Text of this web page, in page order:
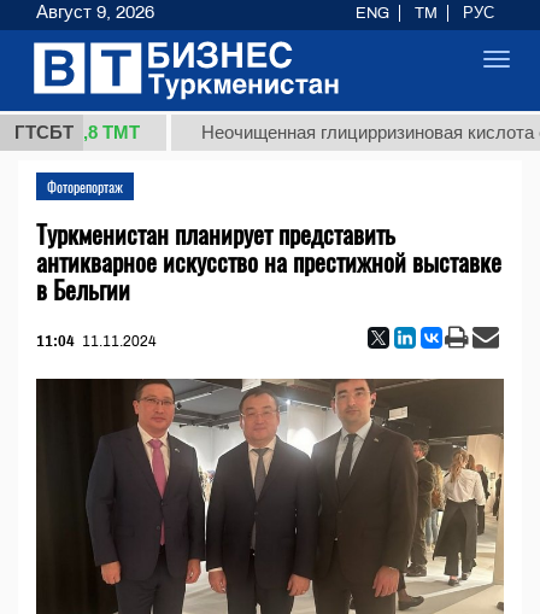
ГТСБТ
37,8 ТМТ Неочищенная глицирризиновая кислота
Фоторепортаж
Туркменистан планирует представить
антикварное искусство на престижной выставке
в Бельгии
11:04 11.11.2024
Август 9, 2026 ENG TM РУС